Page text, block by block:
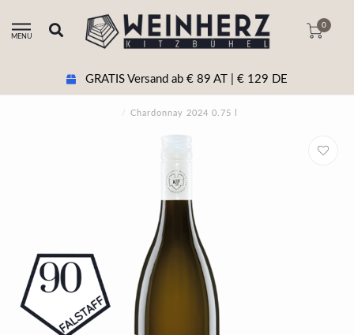
MENU
0
GRATIS Versand ab € 89 AT | € 129 DE
/ Chardonnay 2024 0.75 l